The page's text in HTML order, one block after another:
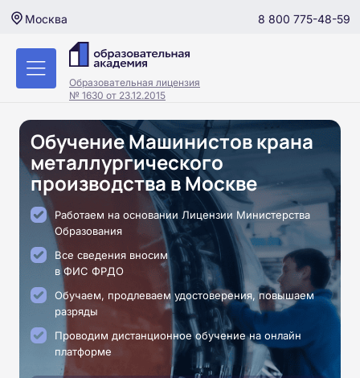
Москва 8 800 775-48-59
Образовательная лицензия
№ 1630 от 23.12.2015
Обучение Машинистов крана
металлургического
производства в Москве
Работаем на основании Лицензии Министерства
Образования
Все сведения вносим
в ФИС ФРДО
Обучаем, продлеваем удостоверения, повышаем
разряды
Проводим дистанционное обучение на онлайн
платформе